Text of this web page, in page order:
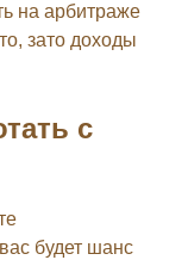
на арбитраже
зато доходы
с
будет шанс